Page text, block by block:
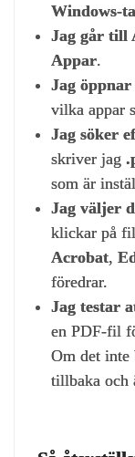
Jag går till
Appar.
Jag
vilka appar
Jag söker
skriver jag
som är
Jag väljer
klickar på
Acrobat,
föredrar.
Jag testar
en PDF‑fil
Om det inte
tillbaka och